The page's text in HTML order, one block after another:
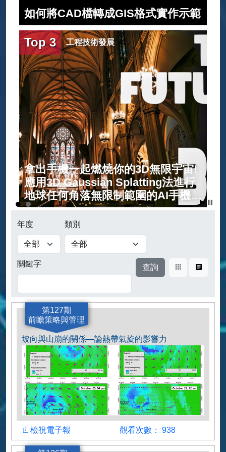
如何將CAD檔轉成GIS格式實作示範
Top 3 工程技術發展
拿出手機一起燃燒你的3D無限宇宙!
應用3D Gaussian Splatting法進行
地球任何角落無限制範圍的AI手機建
模介紹
年度 類別
關鍵字 查詢 卡片式表格式
第127期
前瞻策略與管理
坡向與山崩的關係—論熱帶氣旋的影響力
檢視檢視電子報 觀看人數
觀看次數： 938